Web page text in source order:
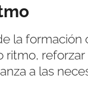
la
ritmo,
a las